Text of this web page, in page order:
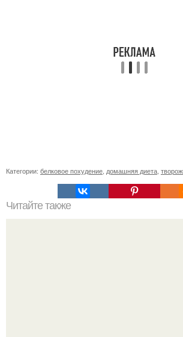
Категории: белковое похудение домашняя диета
Читайте также